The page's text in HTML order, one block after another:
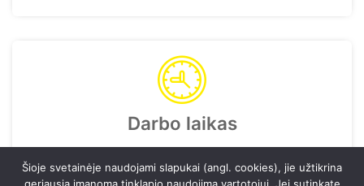
Darbo laikas
Šioje svetainėje naudojami slapukai (angl. cookies), jie užtikrina